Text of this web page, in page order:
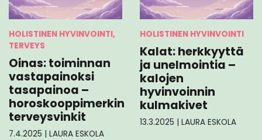
HOLISTINEN HYVINVOINTI,
TERVEYS
Oinas: toiminnan
vastapainoksi
tasapainoa –
horoskooppimerkin
terveysvinkit
7.4.2025 | LAURA ESKOLA
HOLISTINEN HYVINVOINTI
Kalat: herkkyyttä
ja unelmointia –
kalojen
hyvinvoinnin
kulmakivet
13.3.2025 | LAURA ESKOLA